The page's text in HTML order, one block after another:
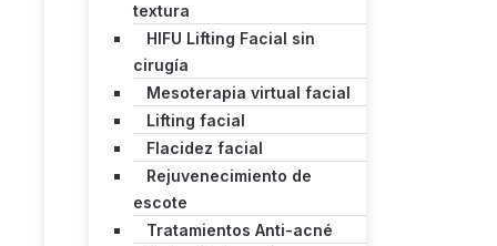
textura
HIFU Lifting Facial sin
cirugía
Mesoterapia virtual facial
Lifting facial
Flacidez facial
Rejuvenecimiento de
escote
Tratamientos Anti-acné